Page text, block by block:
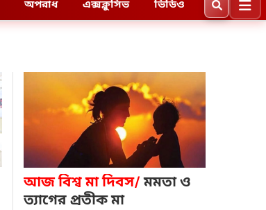
অপরাধ এক্সক্লুসিভ ভিডিও
আজ বিশ্ব মা দিবস মমতা ও
ত্যাগের প্রতীক মা